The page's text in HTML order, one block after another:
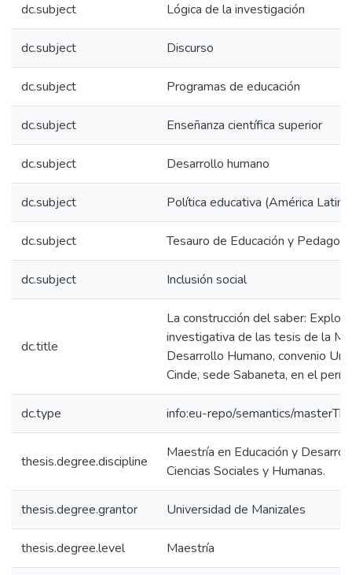
dc.subject Lógica de la investigación
dc.subject Discurso
dc.subject Programas de educación
dc.subject Enseñanza científica superior
dc.subject Desarrollo humano
dc.subject Política educativa (América
dc.subject Tesauro de Educación y
dc.subject Inclusión social
dc.title
La construcción del saber:
investigativa de las tesis de la
Desarrollo Humano, convenio
Cinde, sede Sabaneta, en el
dc.type info:eu-repo/semantics/
thesis.degree.discipline
Maestría en Educación y
Ciencias Sociales y Humanas.
thesis.degree.grantor Universidad de Manizales
thesis.degree.level Maestría